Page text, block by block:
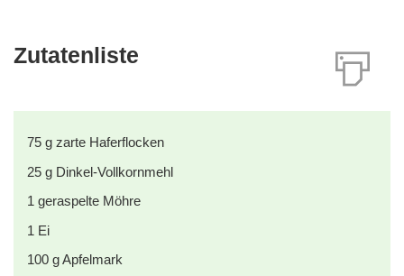
Zutatenliste
75 g zarte Haferflocken
25 g Dinkel-Vollkornmehl
1 geraspelte Möhre
1 Ei
100 gApfelmark